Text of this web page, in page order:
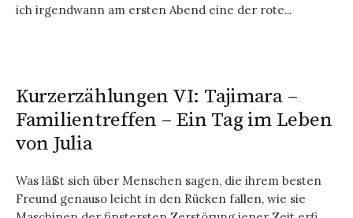
ich irgendwann am ersten Abend eine der rote...
Kurzerzählungen VI: Tajimara –
Familientreffen – Ein Tag im Leben
von Julia
Was läßt sich über Menschen sagen, die ihrem besten
Freund genauso leicht in den Rücken fallen, wie sie